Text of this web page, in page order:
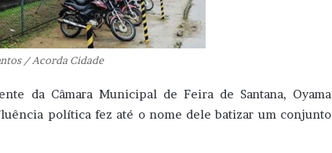
/ Acorda Cidade
da Câmara Municipal de Feira de Santana, Oyama
política fez até o nome dele batizar um conjunto